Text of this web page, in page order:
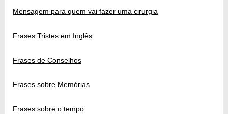
Mensagem para quem vai fazer uma cirurgia
Frases Tristes em Inglês
Frases de Conselhos
Frases sobre Memórias
Frases sobre o tempo